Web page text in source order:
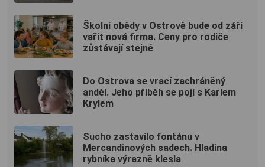
Školní obědy v Ostrově bude od září
vařit nová firma. Ceny pro rodiče
zůstávají stejné
Do Ostrova se vrací zachráněný
anděl. Jeho příběh se pojí s Karlem
Krylem
Sucho zastavilo fontánu v
Mercandinových sadech. Hladina
rybníka výrazně klesla